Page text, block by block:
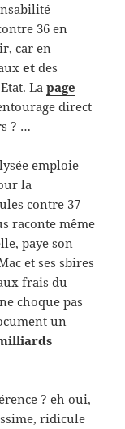
36 en
car en
et des
Lapage
direct
? …
emploie
la
contre 37 –
raconte même
paye son
et ses sbires
frais du
choque pas
un
? eh oui,
ridicule